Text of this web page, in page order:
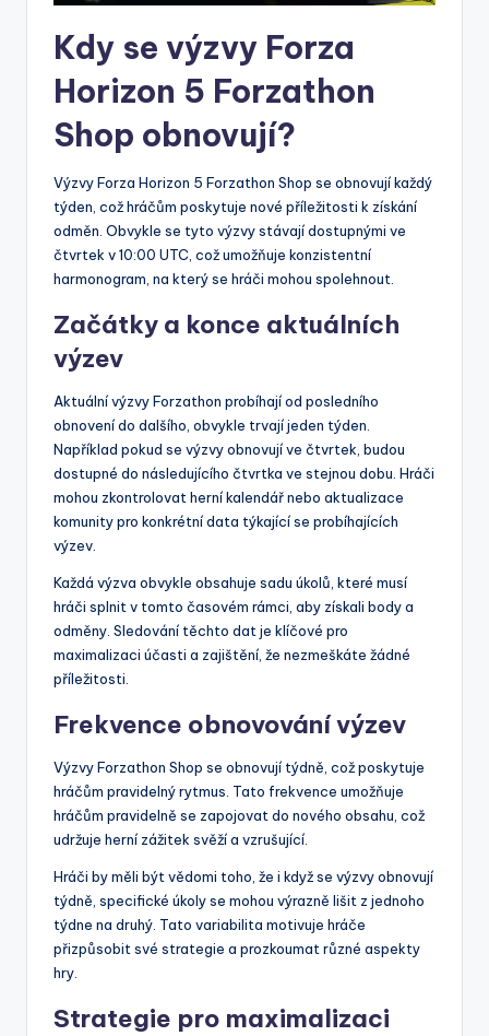
Kdy se výzvy Forza
Horizon 5 Forzathon
Shop obnovují?
Výzvy Forza Horizon 5 Forzathon Shop se obnovují každý
týden, což hráčům poskytuje nové příležitosti k získání
odměn. Obvykle se tyto výzvy stávají dostupnými ve
čtvrtek v 10:00 UTC, což umožňuje konzistentní
harmonogram, na který se hráči mohou spolehnout.
Začátky a konce aktuálních
výzev
Aktuální výzvy Forzathon probíhají od posledního
obnovení do dalšího, obvykle trvají jeden týden.
Například pokud se výzvy obnovují ve čtvrtek, budou
dostupné do následujícího čtvrtka ve stejnou dobu. Hráči
mohou zkontrolovat herní kalendář nebo aktualizace
komunity pro konkrétní data týkající se probíhajících
výzev.
Každá výzva obvykle obsahuje sadu úkolů, které musí
hráči splnit v tomto časovém rámci, aby získali body a
odměny. Sledování těchto dat je klíčové pro
maximalizaci účasti a zajištění, že nezmeškáte žádné
příležitosti.
Frekvence obnovování výzev
Výzvy Forzathon Shop se obnovují týdně, což poskytuje
hráčům pravidelný rytmus. Tato frekvence umožňuje
hráčům pravidelně se zapojovat do nového obsahu, což
udržuje herní zážitek svěží a vzrušující.
Hráči by měli být vědomi toho, že i když se výzvy obnovují
týdně, specifické úkoly se mohou výrazně lišit z jednoho
týdne na druhý. Tato variabilita motivuje hráče
přizpůsobit své strategie a prozkoumat různé aspekty
hry.
Strategie pro maximalizaci